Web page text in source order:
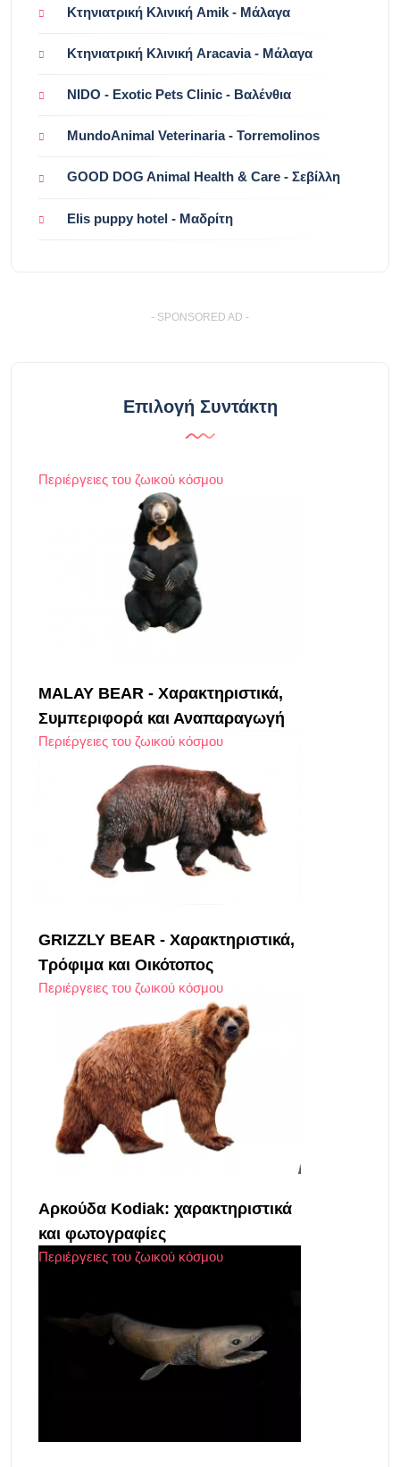
Κτηνιατρική Κλινική Amik - Μάλαγα
Κτηνιατρική Κλινική Aracavia - Μάλαγα
NIDO - Exotic Pets Clinic - Βαλένθια
MundoAnimal Veterinaria - Torremolinos
GOOD DOG Animal Health & Care - Σεβίλλη
Elis puppy hotel - Μαδρίτη
- SPONSORED AD -
Επιλογή Συντάκτη
Περιέργειες του ζωικού κόσμου
MALAY BEAR - Χαρακτηριστικά,
Συμπεριφορά και Αναπαραγωγή
Περιέργειες του ζωικού κόσμου
GRIZZLY BEAR - Χαρακτηριστικά,
Τρόφιμα και Οικότοπος
Περιέργειες του ζωικού κόσμου
Αρκούδα Kodiak: χαρακτηριστικά
και φωτογραφίες
Περιέργειες του ζωικού κόσμου